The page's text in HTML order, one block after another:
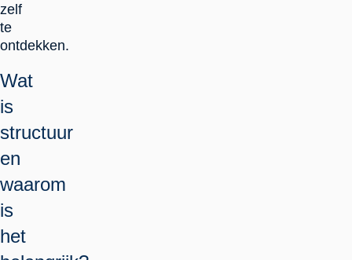
zelf
te
ontdekken.
Wat
is
structuur
en
waarom
is
het